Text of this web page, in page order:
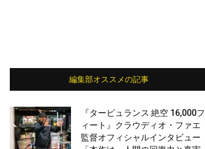
編集部オススメの記事
『タービュランス 絶空 16,000フ
ィート』クラウディオ・ファエ
監督オフィシャルインタビュー